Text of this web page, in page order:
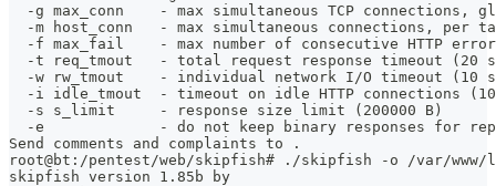
-g max_conn    - max simultaneous TCP connections,
-m host_conn   - max simultaneous connections, per
-f max_fail    - max number of consecutive HTTP
-t req_tmout   - total request response timeout (20
-w rw_tmout    - individual network I/O timeout (10
-i idle_tmout  - timeout on idle HTTP connections
  -s s_limit     - response size limit (200000 B)
-e             - do not keep binary responses for
Send comments and complaints to .
root@bt:/pentest/web/skipfish# ./skipfish -o /var/
skipfish version 1.85b by